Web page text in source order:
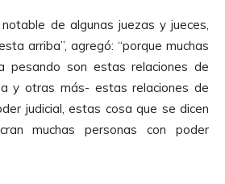
de algunas juezas y jueces,
arriba”, agregó: “porque muchas
pesando son estas relaciones de
y otras más- estas relaciones de
judicial, estas cosa que se dicen
muchas personas con poder